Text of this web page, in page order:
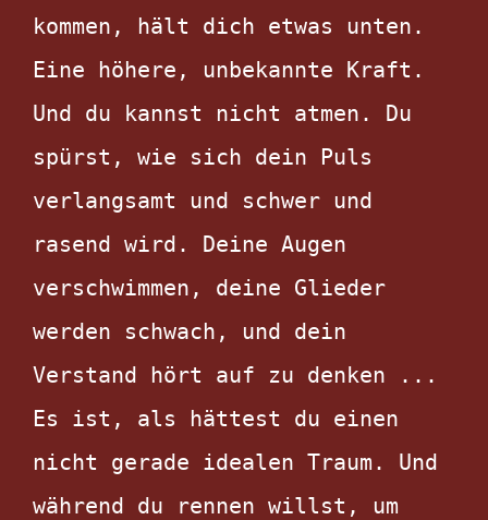
kommen, hält dich etwas unten.
Eine höhere, unbekannte Kraft.
Und du kannst nicht atmen. Du
spürst, wie sich dein Puls
verlangsamt und schwer und
rasend wird. Deine Augen
verschwimmen, deine Glieder
werden schwach, und dein
Verstand hört auf zu denken ...
Es ist, als hättest du einen
nicht gerade idealen Traum. Und
während du rennen willst, um